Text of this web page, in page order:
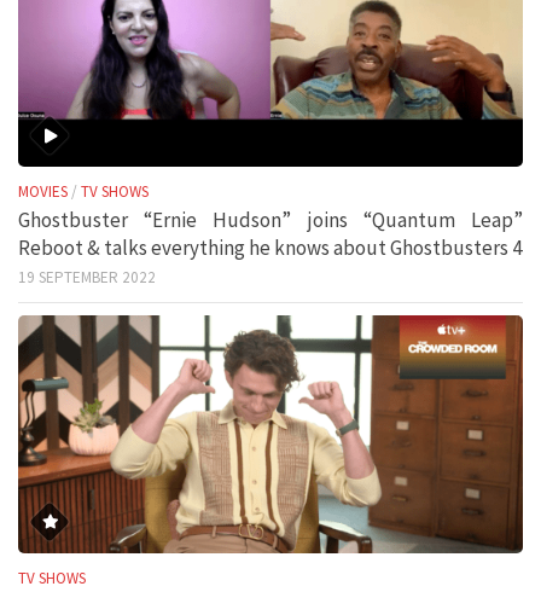
MOVIES / TV SHOWS
Ghostbuster “Ernie Hudson” joins “Quantum Leap”
Reboot & talks everything he knows about Ghostbusters 4
19 SEPTEMBER 2022
TV SHOWS